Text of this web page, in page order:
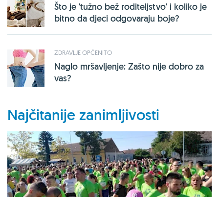
Što je 'tužno bež roditeljstvo' i koliko je
bitno da djeci odgovaraju boje?
ZDRAVLJE OPĆENITO
Naglo mršavljenje: Zašto nije dobro za
vas?
Najčitanije zanimljivosti